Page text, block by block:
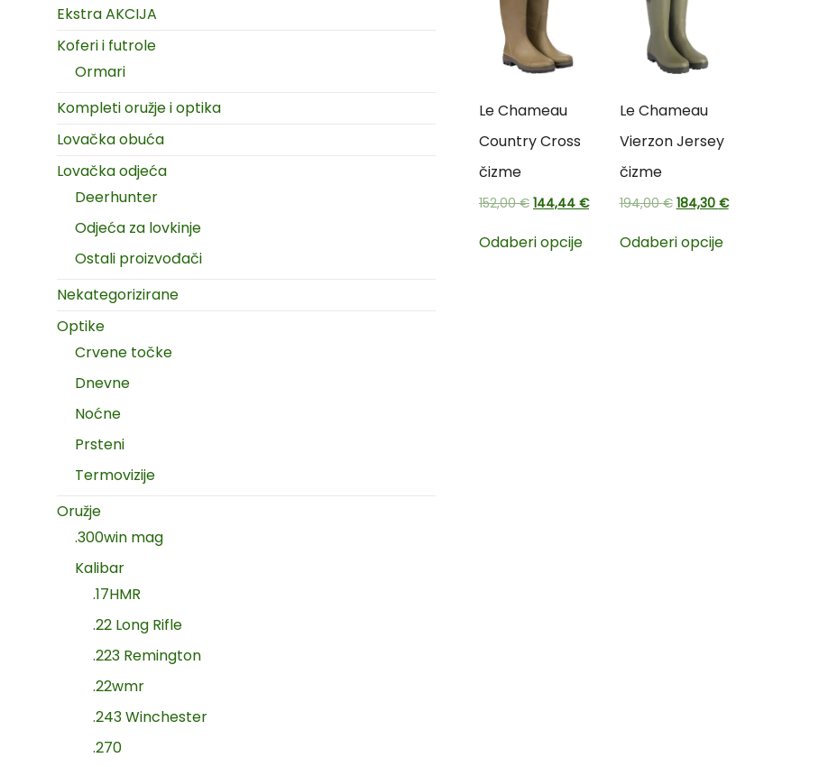
Le Chameau
Country Cross
čizme
152,00€ 144,44 €
Odaberi opcije
Le Chameau
Vierzon Jersey
čizme
194,00€ 184,30 €
Odaberi opcije
Ekstra AKCIJA
Koferi i futrole
Ormari
Kompleti oružje i optika
Lovačka obuća
Lovačka odjeća
Deerhunter
Odjeća za lovkinje
Ostali proizvođači
Nekategorizirane
Optike
Crvene točke
Dnevne
Noćne
Prsteni
Termovizije
Oružje
.300win mag
Kalibar
.17HMR
.22 Long Rifle
.223 Remington
.22wmr
.243 Winchester
.270